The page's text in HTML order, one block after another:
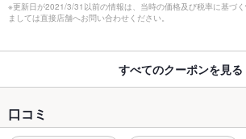
※更新日が2021/3/31以前の情報は、当時の価格及び税率に基づ
ましては直接店舗へお問い合わせください。
すべてのクーポンを見る
口コミ